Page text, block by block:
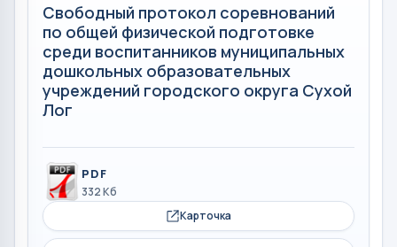
Свободный протокол соревнований
по общей физической подготовке
среди воспитанников муниципальных
дошкольных образовательных
учреждений городского округа Сухой
Лог
PDF
332 Кб
Карточка